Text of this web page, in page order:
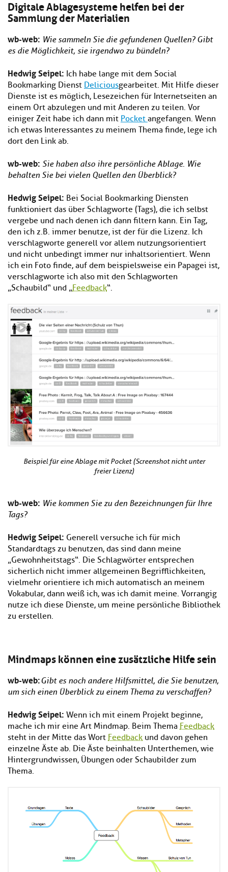
Digitale Ablagesysteme helfen bei der
Sammlung der Materialien
wb-web: Wie sammeln Sie die gefundenen Quellen? Gibt
es die Möglichkeit, sie irgendwo zu bündeln?
Hedwig Seipel: Ich habe lange mit dem Social
Bookmarking Dienst Deliciousgearbeitet. Mit Hilfe dieser
Dienste ist es möglich, Lesezeichen für Internetseiten an
einem Ort abzulegen und mit Anderen zu teilen. Vor
einiger Zeit habe ich dann mit Pocket angefangen. Wenn
ich etwas Interessantes zu meinem Thema finde, lege ich
dort den Link ab.
wb-web: Sie haben also ihre persönliche Ablage. Wie
behalten Sie bei vielen Quellen den Überblick?
Hedwig Seipel: Bei Social Bookmarking Diensten
funktioniert das über Schlagworte (Tags), die ich selbst
vergebe und nach denen ich dann filtern kann. Ein Tag,
den ich z.B. immer benutze, ist der für die Lizenz. Ich
verschlagworte generell vor allem nutzungsorientiert
und nicht unbedingt immer nur inhaltsorientiert. Wenn
ich ein Foto finde, auf dem beispielsweise ein Papagei ist,
verschlagworte ich also mit den Schlagworten
„Schaubild“ und „Feedback“.
Beispiel für eine Ablage mit Pocket (Screenshot nicht unter
freier Lizenz)
wb-web: Wie kommen Sie zu den Bezeichnungen für Ihre
Tags?
Hedwig Seipel: Generell versuche ich für mich
Standardtags zu benutzen, das sind dann meine
„Gewohnheitstags“. Die Schlagwörter entsprechen
sicherlich nicht immer allgemeinen Begrifflichkeiten,
vielmehr orientiere ich mich automatisch an meinem
Vokabular, dann weiß ich, was ich damit meine. Vorrangig
nutze ich diese Dienste, um meine persönliche Bibliothek
zu erstellen.
Mindmaps können eine zusätzliche Hilfe sein
wb-web:Gibt es noch andere Hilfsmittel, die Sie benutzen,
um sich einen Überblick zu einem Thema zu verschaffen?
Hedwig Seipel: Wenn ich mit einem Projekt beginne,
mache ich mir eine Art Mindmap. Beim Thema Feedback
steht in der Mitte das Wort Feedback und davon gehen
einzelne Äste ab. Die Äste beinhalten Unterthemen, wie
Hintergrundwissen, Übungen oder Schaubilder zum
Thema.